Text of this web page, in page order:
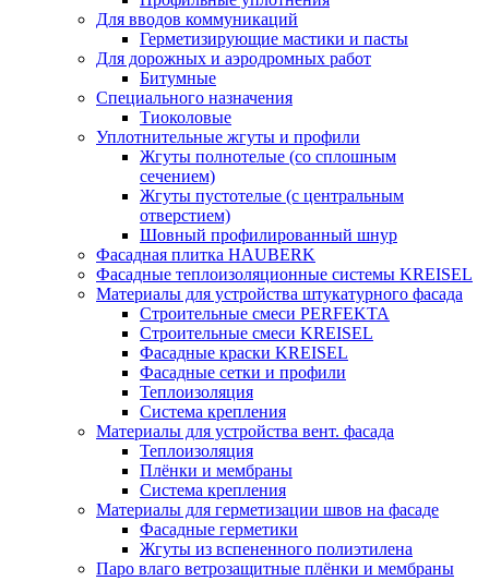
Для вводов коммуникаций
Герметизирующие мастики и пасты
Для дорожных и аэродромных работ
Битумные
Специального назначения
Тиоколовые
Уплотнительные жгуты и профили
Жгуты полнотелые (со сплошным
сечением)
Жгуты пустотелые (с центральным
отверстием)
Шовный профилированный шнур
Фасадная плитка HAUBERK
Фасадные теплоизоляционные системы KREISEL
Материалы для устройства штукатурного фасада
Строительные смеси PERFEKTA
Строительные смеси KREISEL
Фасадные краски KREISEL
Фасадные сетки и профили
Теплоизоляция
Система крепления
Материалы для устройства вент. фасада
Теплоизоляция
Плёнки и мембраны
Система крепления
Материалы для герметизации швов на фасаде
Фасадные герметики
Жгуты из вспененного полиэтилена
Паро влаго ветрозащитные плёнки и мембраны